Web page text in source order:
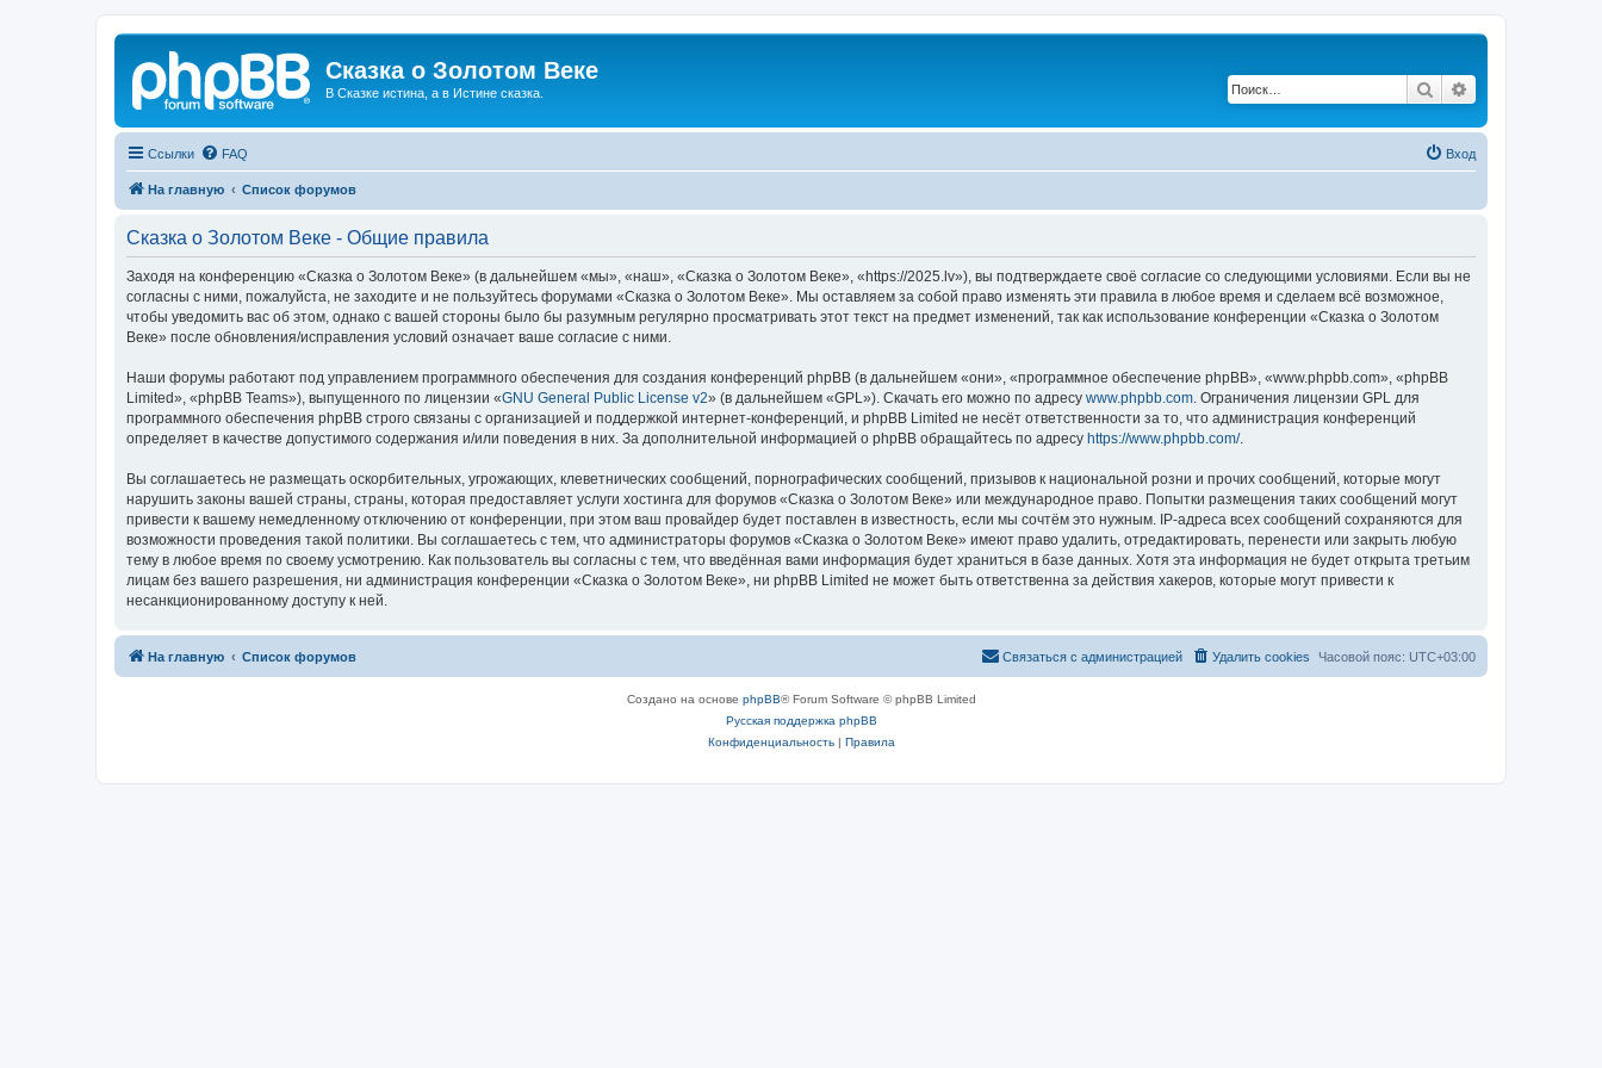
Сказка о Золотом Веке
В Сказке истина, а в Истине сказка. Поиск
Ссылки FAQ Вход
На главную Список форумов
Сказка о Золотом Веке - Общие правила
Заходя на конференцию «Сказка о Золотом Веке» (в дальнейшем «мы», «наш», «Сказка о Золотом Веке», «https://2025.lv»), вы подтверждаете своё согласие со следующими условиями. Если вы не
согласны с ними, пожалуйста, не заходите и не пользуйтесь форумами «Сказка о Золотом Веке». Мы оставляем за собой право изменять эти правила в любое время и сделаем всё возможное,
чтобы уведомить вас об этом, однако с вашей стороны было бы разумным регулярно просматривать этот текст на предмет изменений, так как использование конференции «Сказка о Золотом
Веке» после обновления/исправления условий означает ваше согласие с ними.
Наши форумы работают под управлением программного обеспечения для создания конференций phpBB (в дальнейшем «они», «программное обеспечение phpBB», «www.phpbb.com», «phpBB
Limited», «phpBB Teams»), выпущенного по лицензии «GNU General Public License v2» (в дальнейшем «GPL»). Скачать его можно по адресу www.phpbb.com . Ограничения лицензии GPL для
программного обеспечения phpBB строго связаны с организацией и поддержкой интернет-конференций, и phpBB Limited не несёт ответственности за то, что администрация конференций
определяет в качестве допустимого содержания и/или поведения в них. За дополнительной информацией о phpBB обращайтесь по адресу https://www.phpbb.com/.
Вы соглашаетесь не размещать оскорбительных, угрожающих, клеветнических сообщений, порнографических сообщений, призывов к национальной розни и прочих сообщений, которые могут
нарушить законы вашей страны, страны, которая предоставляет услуги хостинга для форумов «Сказка о Золотом Веке» или международное право. Попытки размещения таких сообщений могут
привести к вашему немедленному отключению от конференции, при этом ваш провайдер будет поставлен в известность, если мы сочтём это нужным. IP-адреса всех сообщений сохраняются для
возможности проведения такой политики. Вы соглашаетесь с тем, что администраторы форумов «Сказка о Золотом Веке» имеют право удалить, отредактировать, перенести или закрыть любую
тему в любое время по своему усмотрению. Как пользователь вы согласны с тем, что введённая вами информация будет храниться в базе данных. Хотя эта информация не будет открыта третьим
лицам без вашего разрешения, ни администрация конференции «Сказка о Золотом Веке», ни phpBB Limited не может быть ответственна за действия хакеров, которые могут привести к
несанкционированному доступу к ней.
На главную Список форумов Часовой пояс: UTC+03:00
Удалить cookies
Связаться с администрацией
Создано на основе phpBB® Forum Software © phpBB Limited
Русская поддержка phpBB
Конфиденциальность| Правила